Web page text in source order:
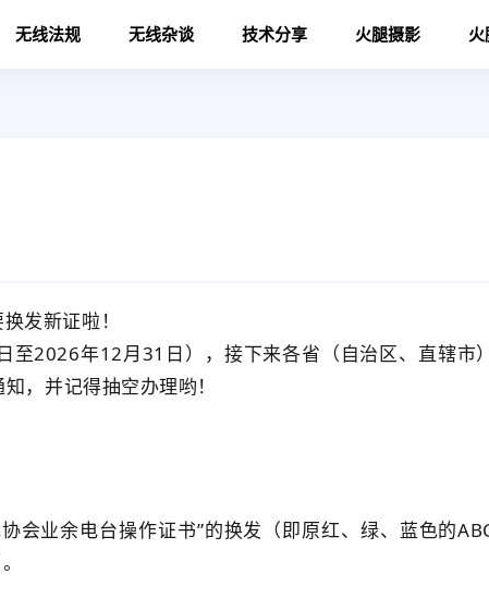
无线法规 无线杂谈 技术分享 火腿摄影 火
发新证啦！
至2026年12月31日），接下来各省（自治区、直辖市
，并记得抽空办理哟！
业余电台操作证书”的换发（即原红、绿、蓝色的